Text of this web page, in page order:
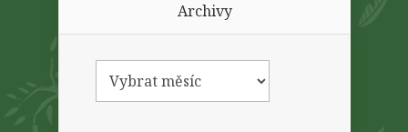
Archivy